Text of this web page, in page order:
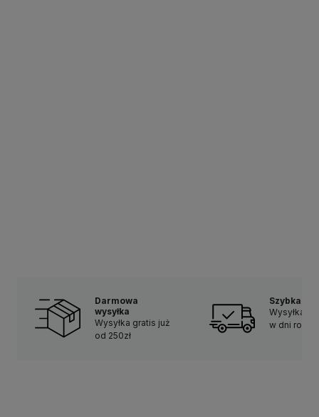
Darmowa
wysyłka
Wysyłka gratis już
od 250zł
Szybka
Wysyłka w
w dni